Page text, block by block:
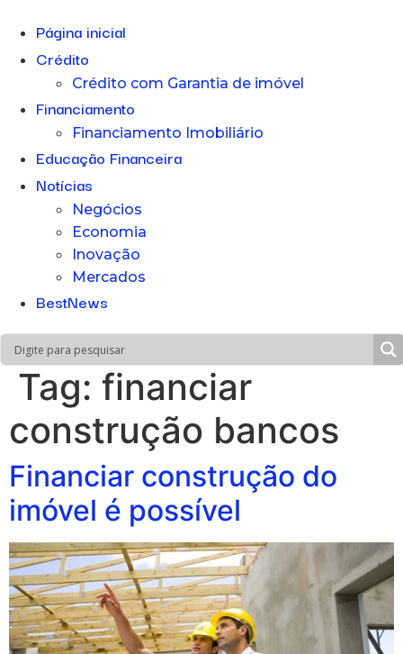
Página inicial
Crédito
Crédito com Garantia de imóvel
Financiamento
Financiamento Imobiliário
Educação Financeira
Notícias
Negócios
Economia
Inovação
Mercados
BestNews
Tag: financiar
construção bancos
Financiar construção do
imóvel é possível